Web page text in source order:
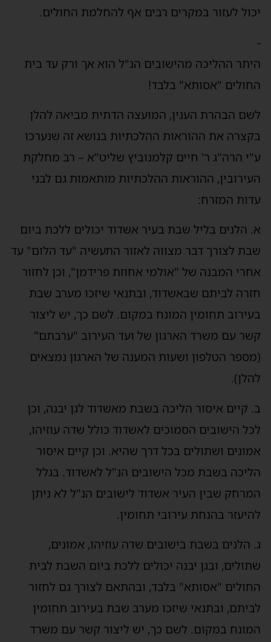
יכול לעזור במקרים רבים אף להחלמת החולים.
-
היתר ההליכה מהישובים הנ"ל הוא אך ורק עד בית
החולים "אסותא" בלבד!
לשם הבהרת הענין, המועצה הדתית מביאה להלן
בקצרה את ההוראות ההלכתיות בנושא זה שנערכו
ע"י הרה"ג ר' חיים קלמנוביץ שליט"א – רב מחלקת
העירובין, ההוראות ההלכתיות מותאמות גם לבני
עדות המזרח:
א. הלנים בליל שבת בעיר אשדוד יכולים ללכת ביום
שבת לצורך דבר מצווה לאזור התעשיה "עד הלום" עד
אחרי המבנה של "אולמי אחוזת פרידמן", וכן לחזור
חזרה לביתם שבאשדוד, ובתנאי שיזכו מערב שבת
בעירוב תחומין המונח במקום. לשם כך, יש ליצור
קשר עם משרד הארגון של ועד העירוב "ערבתם"
(מספר הטלפון ושעות המענה של הארגון נמצאים
להלן).
ב. קיים איסור הליכה בשבת מאשדוד לגן יבנה, וכן
לכל הישובים הסמוכים לאשדוד כולל שדה עוזיהו,
אמונים ושתולים בכל דרך שהיא. וכן קיים איסור
הליכה בשבת מכל הישובים הנ"ל לאשדוד. בגלל
המרחק שבין העיר אשדוד לישובים הנ"ל לא ניתן
להיעזר בהנחת עירובי תחומין.
ג. הלנים בשבת בישובים שדה עוזיהו, אמונים,
שתולים, ובגן יבנה יכולים ללכת ביום השבת לבית
החולים "אסותא" בלבד, ובהתאם לצורך גם לחזור
לביתם, ובתנאי שיזכו מערב שבת בעירוב תחומין
המונח במקום. לשם כך, יש ליצור קשר עם משרד